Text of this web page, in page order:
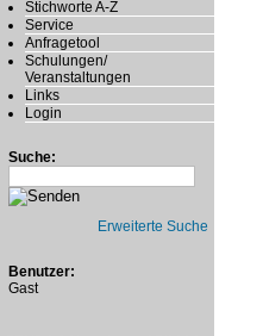
Stichworte A-Z
Service
Anfragetool
Schulungen/
Veranstaltungen
Links
Login
Suche:
Erweiterte Suche
Benutzer:
Gast